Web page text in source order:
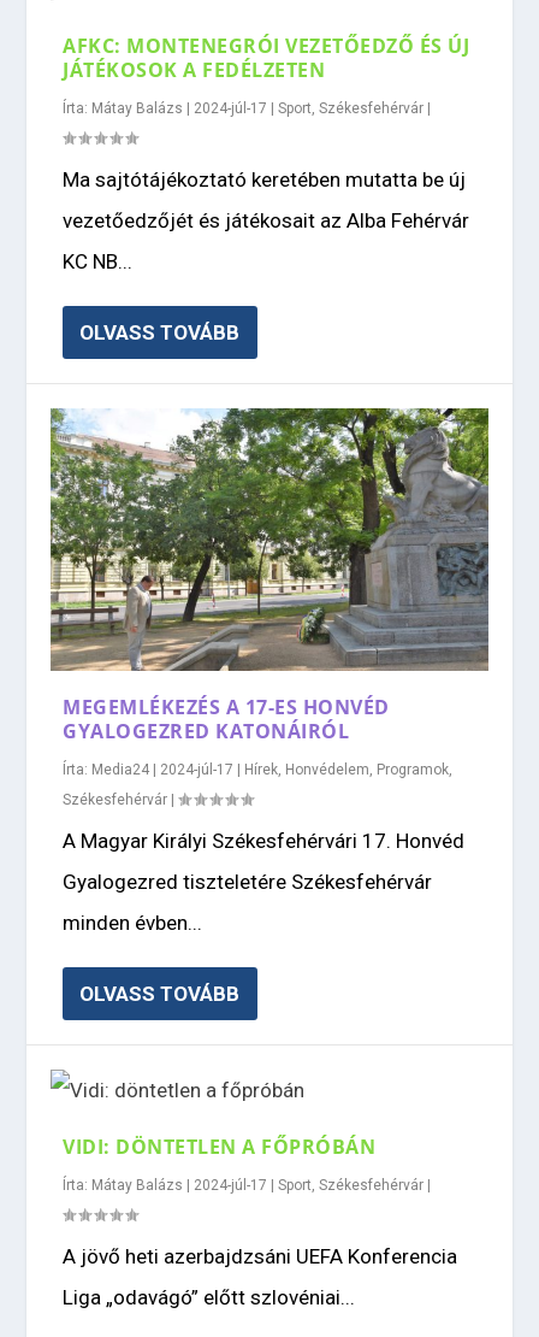
AFKC: MONTENEGRÓI VEZETŐEDZŐ ÉS ÚJ
JÁTÉKOSOK A FEDÉLZETEN
Írta: Mátay Balázs 2024-júl-17 |Sport,Székesfehérvár
Ma sajtótájékoztató keretében mutatta be új
vezetőedzőjét és játékosait az Alba Fehérvár
KC NB...
OLVASS TOVÁBB
MEGEMLÉKEZÉS A 17-ES HONVÉD
GYALOGEZRED KATONÁIRÓL
Írta: Media24 | 2024-júl-17 | Hírek Honvédelem Programok
Székesfehérvár |
A Magyar Királyi Székesfehérvári 17. Honvéd
Gyalogezred tiszteletére Székesfehérvár
minden évben...
OLVASS TOVÁBB
VIDI: DÖNTETLEN A FŐPRÓBÁN
Írta: Mátay Balázs | 2024-júl-17 |Sport ,Székesfehérvár |
A jövő heti azerbajdzsáni UEFA Konferencia
Liga „odavágó” előtt szlovéniai...